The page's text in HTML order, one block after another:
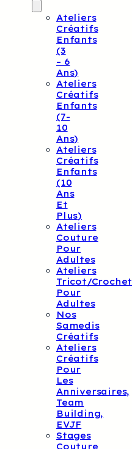
Ateliers
Créatifs
Enfants
(3
– 6
Ans)
Ateliers
Créatifs
Enfants
(7-
10
Ans)
Ateliers
Créatifs
Enfants
(10
Ans
Et
Plus)
Ateliers
Couture
Pour
Adultes
Ateliers
Tricot/crochet
Pour
Adultes
Nos
Samedis
Créatifs
Ateliers
Créatifs
Pour
Les
Anniversaires,
Team
Building,
EVJF
Stages
Couture